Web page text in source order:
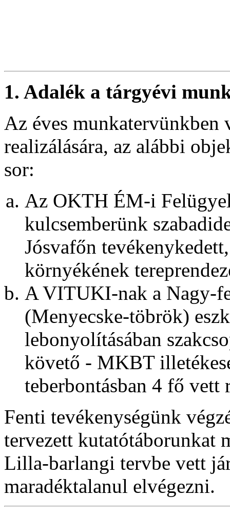
1. Adalék a tárgyévi
Az éves
realizálására, az alábbi
sor:
Az OKTH ÉM-i
kulcsemberünk
Jósvafőn
környékének
A VITUKI-nak a Nagy-
(Menyecske-töbrök)
lebonyolításában
követő - MKBT
teberbontásban 4 fő vett
Fenti tevékenységünk
tervezett kutatótáborunkat
Lilla-barlangi tervbe vett
maradéktalanul elvégezni.